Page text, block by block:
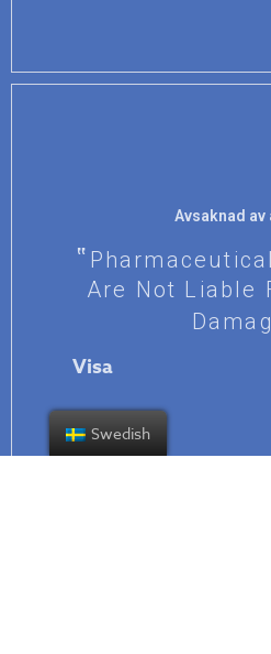
Avsaknad av
Are Not Liable
Visa
Swedish